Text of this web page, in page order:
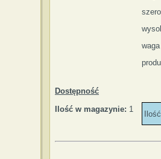
Dostępność
Ilość w magazynie: 1